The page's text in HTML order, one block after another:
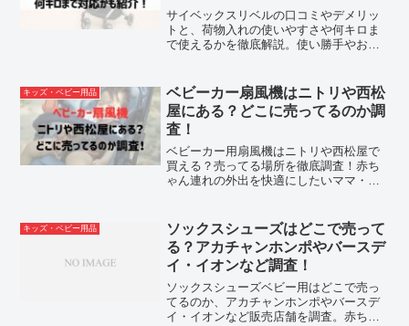
サイベックスリベルの口コミやデメリッ
トと、荷物入れの使いやすさや何キロま
で使えるかを徹底解説。使い勝手やおす
キッズ・ベビー用品
ベビーカー扇風機はニトリや西松
屋にある？どこに売ってるのか調
査！
ベビーカー用扇風機はニトリや西松屋で
買える？売ってる場所を徹底調査！赤ち
ゃん連れの外出を快適にしたいママ・パ
キッズ・ベビー用品
ソックスシューズはどこで売って
る？アカチャンホンポやバースデ
イ・イオンなど調査！
ソックスシューズベビー用はどこで売っ
てるのか、アカチャンホンポやバースデ
イ・イオンなど販売店舗を調査。赤ちゃ